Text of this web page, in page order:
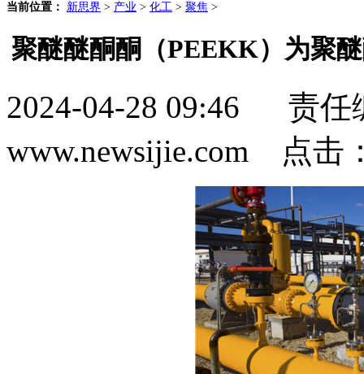
当前位置： 新思界 > 产业 > 化工 > 聚焦 >
聚醚醚酮酮（PEEKK）为聚
2024-04-28 09:46 责
www.newsijie.com 点击